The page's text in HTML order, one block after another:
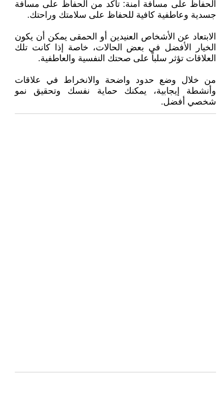
الحفاظ على مسافة آمنة: تأكد من الحفاظ على مسافة
جسدية وعاطفية كافية للحفاظ على سلامتك وراحتك.
الابتعاد عن الأشخاص العنيدين أو الحمقى يمكن أن يكون
الخيار الأفضل في بعض الحالات، خاصة إذا كانت تلك
العلاقات تؤثر سلباً على صحتك النفسية والعاطفية.
من خلال وضع حدود واضحة والانخراط في علاقات
وأنشطة إيجابية، يمكنك حماية نفسك وتحقيق نمو
شخصي أفضل.